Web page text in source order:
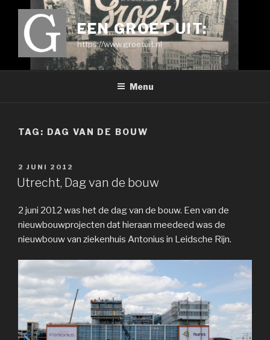
EEN GROET UIT:
https://www.groetuit.nl
Menu
TAG: DAG VAN DE BOUW
GEPLAATST
OP
2 JUNI 2012
Utrecht, Dag van de bouw
2 juni 2012 was het de dag van de bouw. Een van de
nieuwbouwprojecten dat hieraan meedeed was de
nieuwbouw van ziekenhuis Antonius in Leidsche Rijn.